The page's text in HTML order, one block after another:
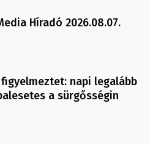
Híradó 2026.08.07.
napi legalább
a sürgősségin